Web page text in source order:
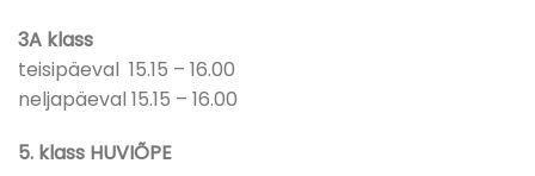
3A klass
teisipäeval 15.15 – 16.00
neljapäeval 15.15 – 16.00
5. klass HUVIÕPE